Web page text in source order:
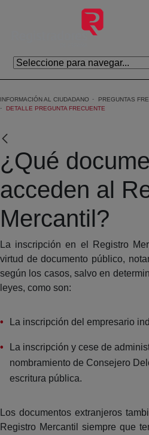
Skip to Main Content
INFORMACIÓN AL CIUDADANO
PREGUNTAS
DETALLE PREGUNTA FRECUENTE
¿Qué
acceden al
Mercantil?
La inscripción en el Registro
virtud de documento público,
según los casos, salvo en
leyes, como son:
La inscripción del empresario
La inscripción y cese de
nombramiento de Consejero
escritura pública.
Los documentos extranjeros
Registro Mercantil siempre que